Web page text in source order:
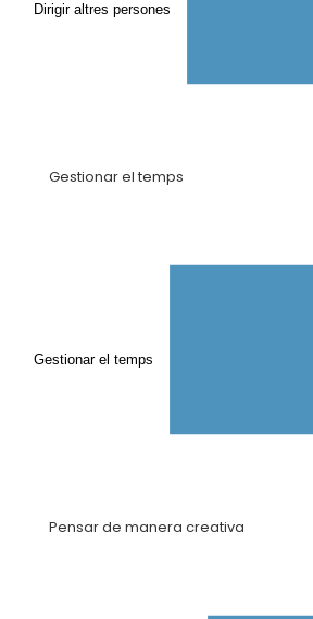
Dirigir altres persones
Gestionar el temps
Gestionar el temps
Pensar de manera creativa